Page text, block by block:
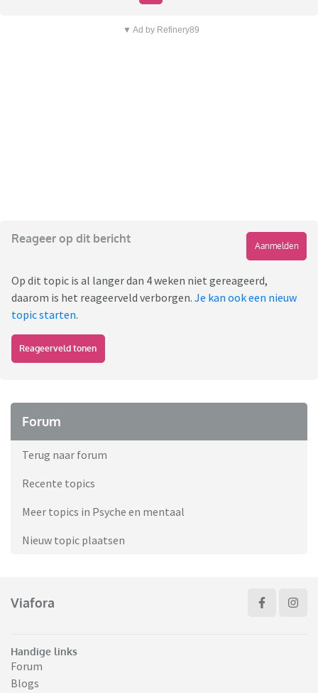
▼ Ad by Refinery89
Reageer op dit bericht
Aanmelden
Op dit topic is al langer dan 4 weken niet gereageerd,
daarom is het reageerveld verborgen. Je kan ook een nieuw
topic starten.
Reageerveld tonen
Forum
Terug naar forum
Recente topics
Meer topics in Psyche en mentaal
Nieuw topic plaatsen
Viafora
Handige links
Forum
Blogs